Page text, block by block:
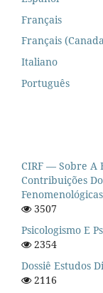
Français
Français
Italiano
Português
CIRF — Sobre A
Contribuições
3507
Psicologismo E
2354
Dossiê Estudos
2116